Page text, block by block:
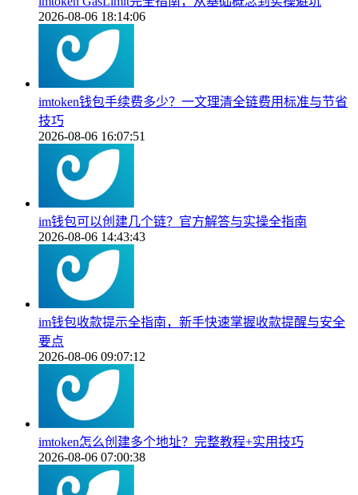
2026-08-06 18:14:06
imtoken钱包手续费多少？一文理清全链费用标准与节省
技巧
2026-08-06 16:07:51
im钱包可以创建几个链？官方解答与实操全指南
2026-08-06 14:43:43
im钱包收款提示全指南，新手快速掌握收款提醒与安全
要点
2026-08-06 09:07:12
imtoken怎么创建多个地址？完整教程+实用技巧
2026-08-06 07:00:38